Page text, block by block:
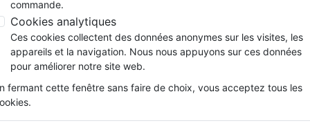
couple
Référence
Détails du produit
Référence
EAN / ISBN
3700318963284
Format
38.0⨯42.0cm
commande.
Cookies analytiques
Ces cookies collectent des données anonymes sur les visites, les
appareils et la navigation. Nous nous appuyons sur ces données
pour améliorer notre site web.
fermant cette fenêtre sans faire de choix, vous acceptez tous les